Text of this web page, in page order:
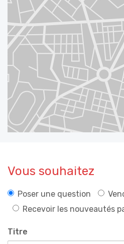
Vous souhaitez
Poser une question
Recevoir les nouveautés
Titre